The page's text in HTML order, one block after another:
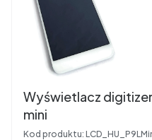
Wyświetlacz digitizer
mini
Kod produktu: